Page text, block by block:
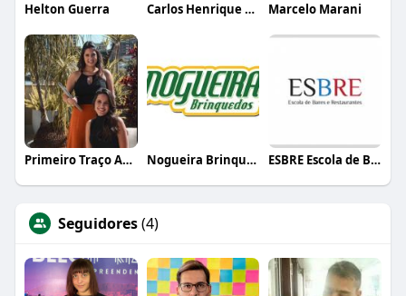
Helton Guerra Carlos Henrique de Faria Vasconcelos Marcelo Marani
Primeiro Traço Arquitetura Nogueira Brinquedos ESBRE Escola de Bares e Restaurantes
Seguidores(4)